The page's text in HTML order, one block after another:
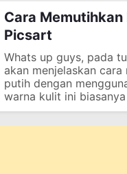
Cara
Picsart
Whats up guys, pada
akan menjelaskan
putih dengan
warna kulit ini